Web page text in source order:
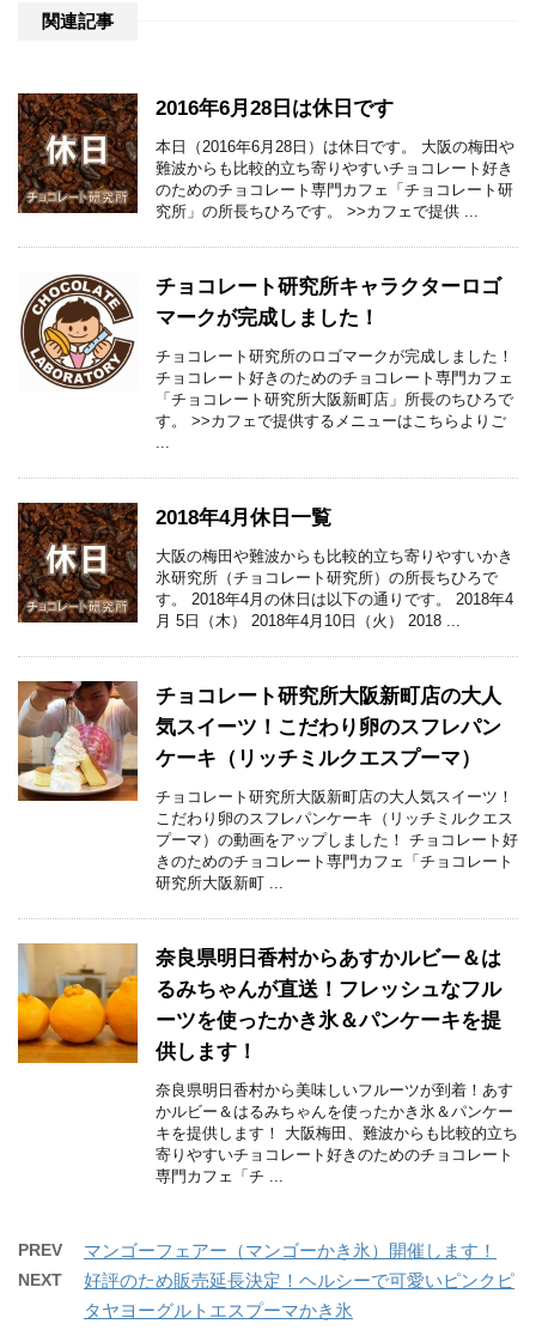
関連記事
2016年6月28日は休日です
本日（2016年6月28日）は休日です。 大阪の梅田や
難波からも比較的立ち寄りやすいチョコレート好き
のためのチョコレート専門カフェ「チョコレート研
究所」の所長ちひろです。 >>カフェで提供 ...
チョコレート研究所キャラクターロゴ
マークが完成しました！
チョコレート研究所のロゴマークが完成しました！
チョコレート好きのためのチョコレート専門カフェ
「チョコレート研究所大阪新町店」所長のちひろで
す。 >>カフェで提供するメニューはこちらよりご
2018年4月休日一覧
大阪の梅田や難波からも比較的立ち寄りやすいかき
氷研究所（チョコレート研究所）の所長ちひろで
す。 2018年4月の休日は以下の通りです。 2018年4
月 5日（木） 2018年4月10日（火） 2018 ...
チョコレート研究所大阪新町店の大人
気スイーツ！こだわり卵のスフレパン
ケーキ（リッチミルクエスプーマ）
チョコレート研究所大阪新町店の大人気スイーツ！
こだわり卵のスフレパンケーキ（リッチミルクエス
プーマ）の動画をアップしました！ チョコレート好
きのためのチョコレート専門カフェ「チョコレート
研究所大阪新町 ...
奈良県明日香村からあすかルビー＆は
るみちゃんが直送！フレッシュなフル
ーツを使ったかき氷＆パンケーキを提
供します！
奈良県明日香村から美味しいフルーツが到着！あす
かルビー＆はるみちゃんを使ったかき氷＆パンケー
キを提供します！ 大阪梅田、難波からも比較的立ち
寄りやすいチョコレート好きのためのチョコレート
専門カフェ「チ ...
PREV マンゴーフェアー（マンゴーかき氷）開催します！
NEXT
好評のため販売延長決定！ヘルシーで可愛いピンクピ
タヤヨーグルトエスプーマかき氷